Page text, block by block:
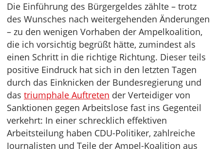
Die Einführung des Bürgergeldes zählte – trotz
des Wunsches nach weitergehenden Änderungen
– zu den wenigen Vorhaben der Ampelkoalition,
die ich vorsichtig begrüßt hätte, zumindest als
einen Schritt in die richtige Richtung. Dieser teils
positive Eindruck hat sich in den letzten Tagen
durch das Einknicken der Bundesregierung und
das triumphale Auftreten der Verteidiger von
Sanktionen gegen Arbeitslose fast ins Gegenteil
verkehrt: In einer schrecklich effektiven
Arbeitsteilung haben CDU-Politiker, zahlreiche
Journalisten und Teile der Ampel-Koalition aus